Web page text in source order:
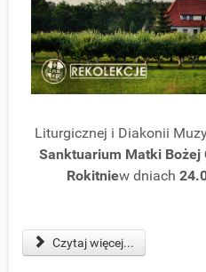
Liturgicznej i Diakonii
Sanktuarium Matki Bożej
Rokitniew dniach
Czytaj więcej...